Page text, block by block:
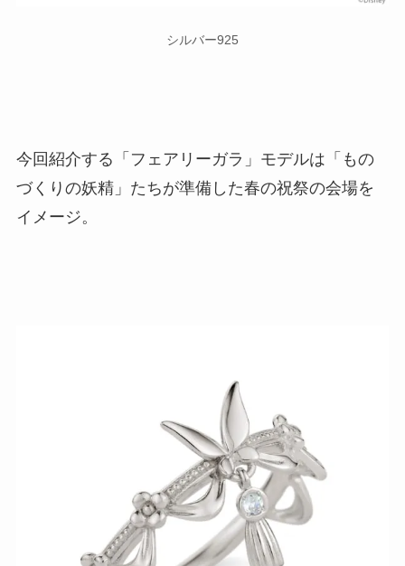
シルバー925
今回紹介する「フェアリーガラ」モデルは「もの
づくりの妖精」たちが準備した春の祝祭の会場を
イメージ。